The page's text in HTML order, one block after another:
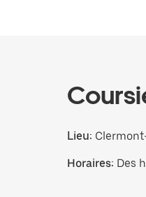
Lieu:
Horaires: Des